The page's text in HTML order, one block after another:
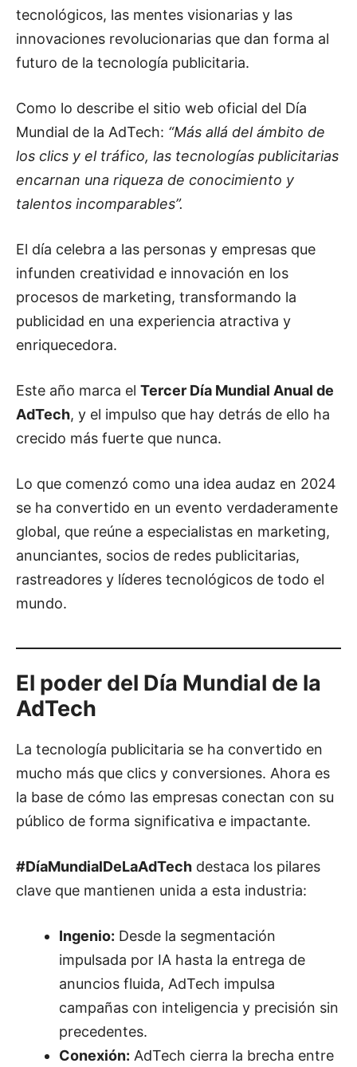
tecnológicos, las mentes visionarias y las
innovaciones revolucionarias que dan forma al
futuro de la tecnología publicitaria.
Como lo describe el sitio web oficial del Día
Mundial de la AdTech: “Más allá del ámbito de
los clics y el tráfico, las tecnologías publicitarias
encarnan una riqueza de conocimiento y
talentos incomparables”.
El día celebra a las personas y empresas que
infunden creatividad e innovación en los
procesos de marketing, transformando la
publicidad en una experiencia atractiva y
enriquecedora.
Este año marca el Tercer Día Mundial Anual de
AdTech, y el impulso que hay detrás de ello ha
crecido más fuerte que nunca.
Lo que comenzó como una idea audaz en 2024
se ha convertido en un evento verdaderamente
global, que reúne a especialistas en marketing,
anunciantes, socios de redes publicitarias,
rastreadores y líderes tecnológicos de todo el
mundo.
El poder del Día Mundial de la
AdTech
La tecnología publicitaria se ha convertido en
mucho más que clics y conversiones. Ahora es
la base de cómo las empresas conectan con su
público de forma significativa e impactante.
#DíaMundialDeLaAdTech destaca los pilares
clave que mantienen unida a esta industria:
Ingenio: Desde la segmentación
impulsada por IA hasta la entrega de
anuncios fluida, AdTech impulsa
campañas con inteligencia y precisión sin
precedentes.
Conexión: AdTech cierra la brecha entre